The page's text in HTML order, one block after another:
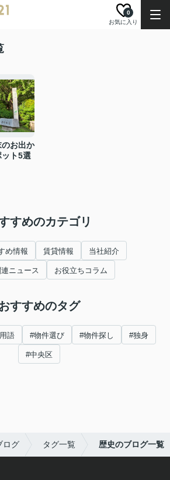
お気に入り
0
のお出か
ト5選
すめのカテゴリ
め情報 賃貸情報 当社紹介
ニュース お役立ちコラム
すすめのタグ
語 #物件選び #物件探し #独身
#中央区
ログ タグ一覧 歴史のブログ一覧